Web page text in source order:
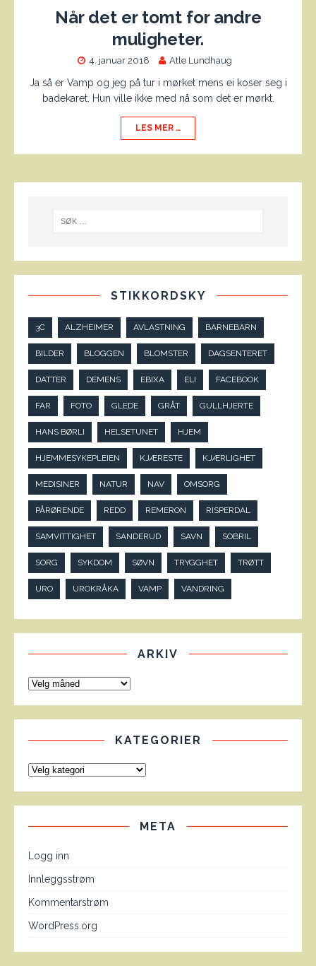
Når det er tomt for andre
muligheter.
4. januar 2018 Atle Lundhaug
Ja så er Vamp og jeg på tur i mørket mens ei koser seg i
badekaret. Hun ville ikke med nå som det er mørkt.
LES MER …
STIKKORDSKY
3C ALZHEIMER AVLASTNING BARNEBARN
BILDER BLOGGEN BLOMSTER DAGSENTERET
DATTER DEMENS EBIXA ELI FACEBOOK
FAR FOTO GLEDE GRÅT GULLHJERTE
HANS BØRLI HELSETUNET HJEM
HJEMMESYKEPLEIEN KJÆRESTE KJÆRLIGHET
MEDISINER NATUR NAV OMSORG
PÅRØRENDE REDD REMERON RISPERDAL
SAMVITTIGHET SANDERUD SAVN SOBRIL
SORG SYKDOM SØVN TRYGGHET TRØTT
URO UROKRÅKA VAMP VANDRING
ARKIV
KATEGORIER
META
Logg inn
Innleggsstrøm
Kommentarstrøm
WordPress.org